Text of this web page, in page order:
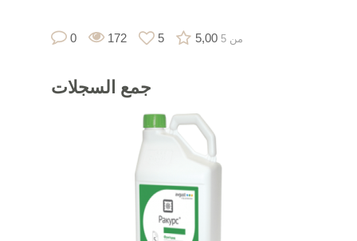
0 172 5 5,00 من 5
جمع السجلات